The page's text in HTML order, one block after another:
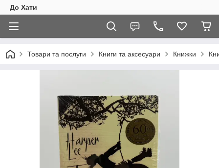
До Хати
Товари та послуги Книги та аксесуари Книжки